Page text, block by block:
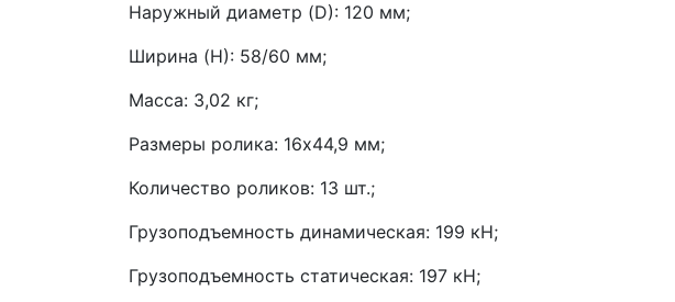
Наружный диаметр (D): 120 мм;
Ширина (H): 58/60 мм;
Масса: 3,02 кг;
Размеры ролика: 16х44,9 мм;
Количество роликов: 13 шт.;
Грузоподъемность динамическая: 199 кН;
Грузоподъемность статическая: 197 кН;